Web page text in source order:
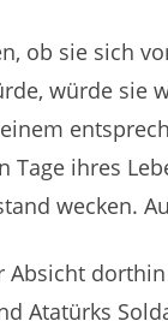
ob sie sich
würde sie
Tage ihres
wecken.
Atatürks